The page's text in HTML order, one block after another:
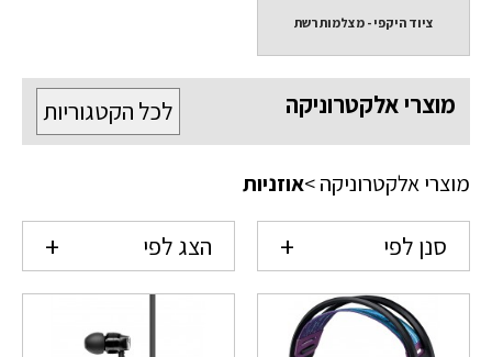
ציוד היקפי - מצלמות רשת
לכל הקטגוריות מוצרי אלקטרוניקה
מוצרי אלקטרוניקה>אוזניות
סנן לפי הצג לפי